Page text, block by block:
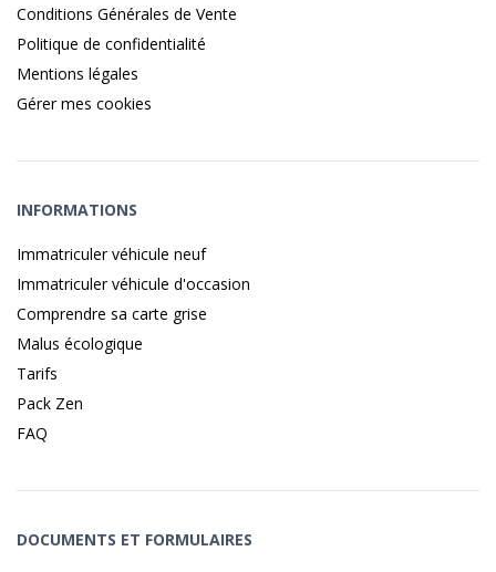
Conditions Générales de Vente
Politique de confidentialité
Mentions légales
Gérer mes cookies
INFORMATIONS
Immatriculer véhicule neuf
Immatriculer véhicule d'occasion
Comprendre sa carte grise
Malus écologique
Tarifs
Pack Zen
FAQ
DOCUMENTS ET FORMULAIRES